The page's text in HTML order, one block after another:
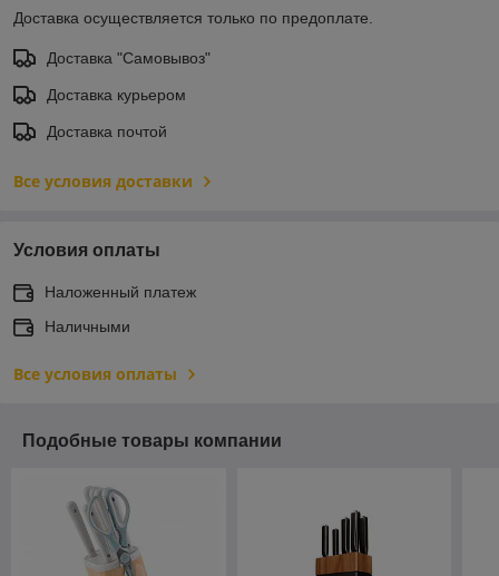
Доставка осуществляется только по предоплате.
Доставка "Самовывоз"
Доставка курьером
Доставка почтой
Все условия доставки
Условия оплаты
Наложенный платеж
Наличными
Все условия оплаты
Подобные товары компании